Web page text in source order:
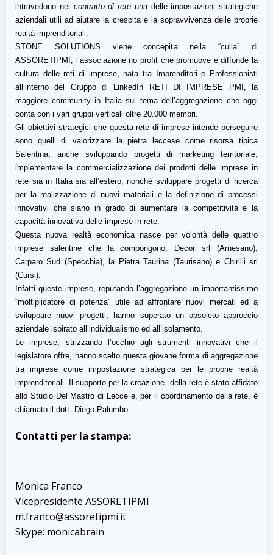
intravedono nel contratto di rete una delle impostazioni strategiche
aziendali utili ad aiutare la crescita e la sopravvivenza delle proprie
realtà imprenditoriali.
STONE SOLUTIONS viene concepita nella “culla” di
ASSORETIPMI, l’associazione no profit che promuove e diffonde la
cultura delle reti di imprese, nata tra Imprenditori e Professionisti
all’interno del Gruppo di LinkedIn RETI DI IMPRESE PMI, la
maggiore community in Italia sul tema dell’aggregazione che oggi
conta con i vari gruppi verticali oltre 20.000 membri.
Gli obiettivi strategici che questa rete di imprese intende perseguire
sono quelli di valorizzare la pietra leccese come risorsa tipica
Salentina, anche sviluppando progetti di marketing territoriale;
implementare la commercializzazione dei prodotti delle imprese in
rete sia in Italia sia all’estero, nonchè sviluppare progetti di ricerca
per la realizzazione di nuovi materiali e la definizione di processi
innovativi che siano in grado di aumentare la competitività e la
capacità innovativa delle imprese in rete.
Questa nuova realtà economica nasce per volontà delle quattro
imprese salentine che la compongono: Decor srl (Arnesano),
Carparo Sud (Specchia), la Pietra Taurina (Taurisano) e Chirilli srl
(Cursi).
Infatti queste imprese, reputando l’aggregazione un importantissimo
“moltiplicatore di potenza” utile ad affrontare nuovi mercati ed a
sviluppare nuovi progetti, hanno superato un obsoleto approccio
aziendale ispirato all’individualismo ed all’isolamento.
Le imprese, strizzando l’occhio agli strumenti innovativi che il
legislatore offre, hanno scelto questa giovane forma di aggregazione
tra imprese come impostazione strategica per le proprie realtà
imprenditoriali. Il supporto per la creazione della rete è stato affidato
allo Studio Del Mastro di Lecce e, per il coordinamento della rete, è
chiamato il dott. Diego Palumbo.
Contatti per la stampa:
Monica Franco
Vicepresidente ASSORETIPMI
m.franco@assoretipmi.it
Skype: monicabrain